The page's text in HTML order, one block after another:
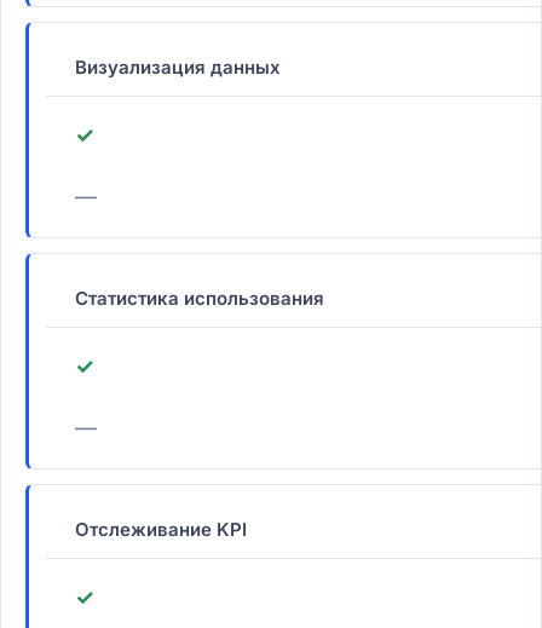
Визуализация данных
✓
—
Статистика использования
✓
—
Отслеживание KPI
✓